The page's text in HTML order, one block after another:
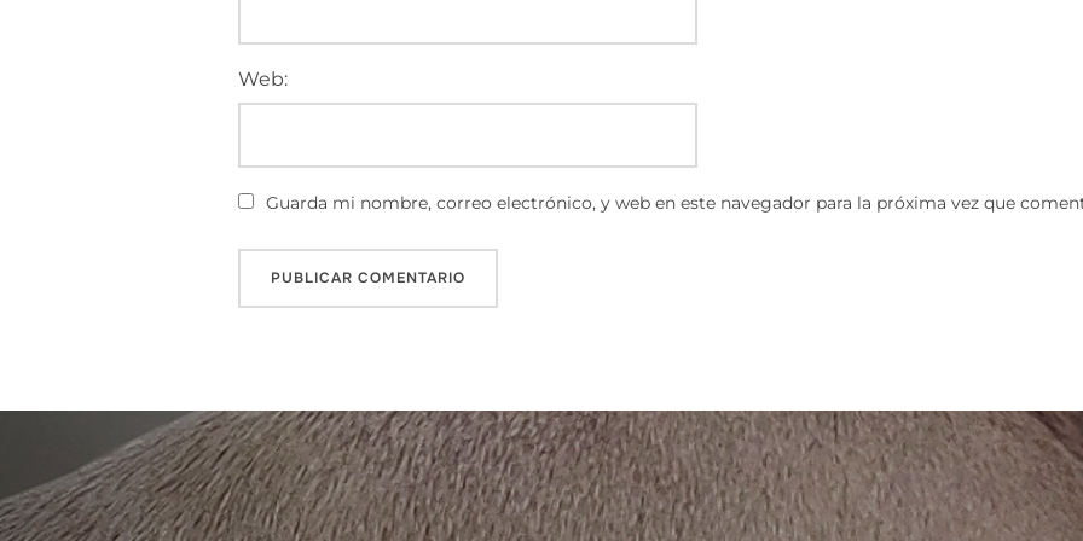
Web:
Guarda mi nombre, correo electrónico, y web en este navegador para la próxima vez que
Navegación
de